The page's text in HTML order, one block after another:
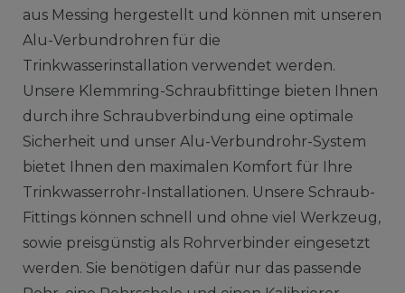
aus Messing hergestellt und können mit unseren
Alu-Verbundrohren für die
Trinkwasserinstallation verwendet werden.
Unsere Klemmring-Schraubfittinge bieten Ihnen
durch ihre Schraubverbindung eine optimale
Sicherheit und unser Alu-Verbundrohr-System
bietet Ihnen den maximalen Komfort für Ihre
Trinkwasserrohr-Installationen. Unsere Schraub-
Fittings können schnell und ohne viel Werkzeug,
sowie preisgünstig als Rohrverbinder eingesetzt
werden. Sie benötigen dafür nur das passende